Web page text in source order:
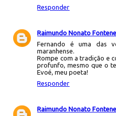
Responder
Raimundo Nonato
Fernando é uma das
maranhense.
Rompe com a tradição e
profunfo, mesmo que o
Evoé, meu poeta!
Responder
Raimundo Nonato